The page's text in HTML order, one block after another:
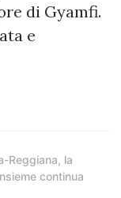
di Gyamfi.
e
Reggiana, la
continua